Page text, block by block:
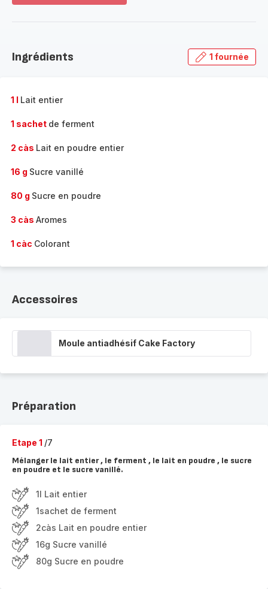
gamme
Ingrédients 1 fournée
1 l Lait entier
1 sachet de ferment
2 càs Lait en poudre entier
16 g Sucre vanillé
80 g Sucre en poudre
3 càs Aromes
1 càc Colorant
Accessoires
Moule antiadhésif Cake Factory
Préparation
Etape 1 /7
Mélanger le lait entier , le ferment , le lait en poudre , le sucre
en poudre et le sucre vanillé.
1l Lait entier
1sachet de ferment
2càs Lait en poudre entier
16g Sucre vanillé
80g Sucre en poudre